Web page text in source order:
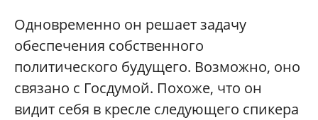
Одновременно он решает задачу
обеспечения собственного
политического будущего. Возможно, оно
связано с Госдумой. Похоже, что он
видит себя в кресле следующего спикера